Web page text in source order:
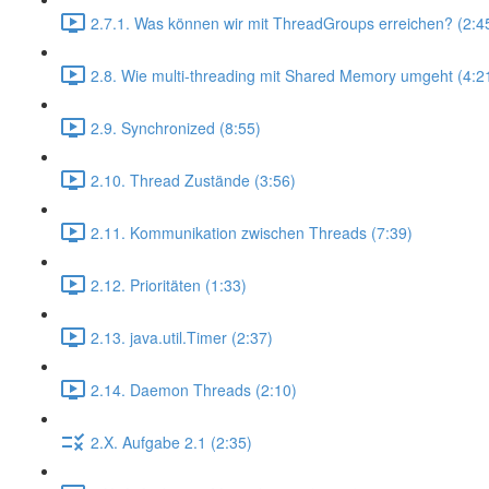
2.7.1. Was können wir mit ThreadGroups erreichen?
2.8. Wie multi-threading mit Shared Memory umgeht
2.9. Synchronized (8:55)
2.10. Thread Zustände (3:56)
2.11. Kommunikation zwischen Threads (7:39)
2.12. Prioritäten (1:33)
2.13. java.util.Timer (2:37)
2.14. Daemon Threads (2:10)
2.X. Aufgabe 2.1 (2:35)